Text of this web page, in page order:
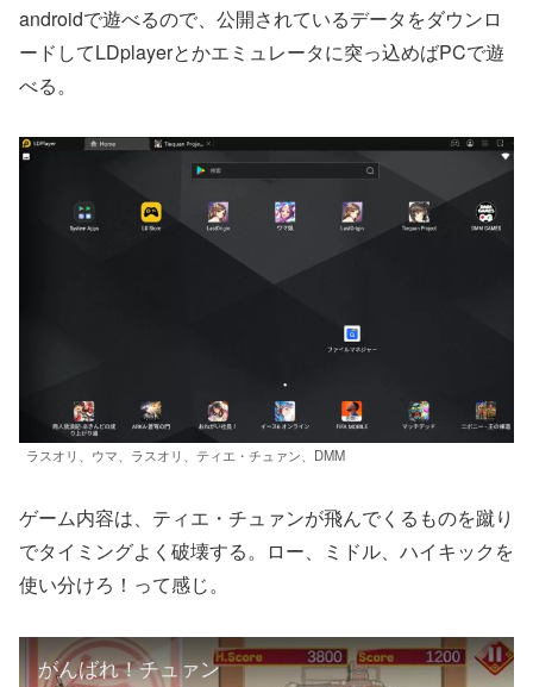
androidで遊べるので、公開されているデータをダウンロ
ードしてLDplayerとかエミュレータに突っ込めばPCで遊
べる。
ラスオリ、ウマ、ラスオリ、ティエ・チュァン、DMM
ゲーム内容は、ティエ・チュァンが飛んでくるものを蹴り
でタイミングよく破壊する。ロー、ミドル、ハイキックを
使い分けろ！って感じ。
がんばれ！チュァン